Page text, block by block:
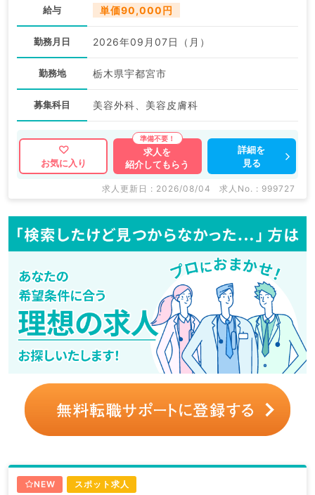
給与 単価90,000円
勤務月日 2026年09月07日（月）
勤務地 栃木県宇都宮市
募集科目 美容外科、美容皮膚科
お気に入り
求人を
紹介してもらう
詳細を
見る
求人更新日 : 2026/08/04 求人No. : 999727
NEW スポット求人